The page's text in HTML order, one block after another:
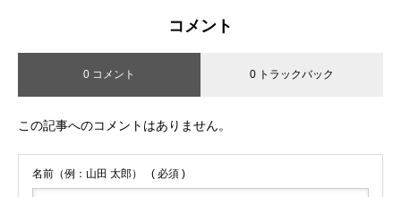
コメント
0 コメント 0 トラックバック
この記事へのコメントはありません。
名前（例：山田 太郎） ( 必須 )